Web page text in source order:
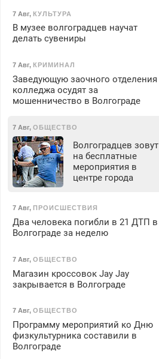
7 Авг, КУЛЬТУРА
В музее волгоградцев научат
делать сувениры
7 Авг, КРИМИНАЛ
Заведующую заочного отделения
колледжа осудят за
мошенничество в Волгограде
7 Авг, ОБЩЕСТВО
Волгоградцев зовут
на бесплатные
мероприятия в
центре города
7 Авг, ПРОИСШЕСТВИЯ
Два человека погибли в 21 ДТП в
Волгограде за неделю
7 Авг, ОБЩЕСТВО
Магазин кроссовок Jay Jay
закрывается в Волгограде
7 Авг, ОБЩЕСТВО
Программу мероприятий ко Дню
физкультурника составили в
Волгограде